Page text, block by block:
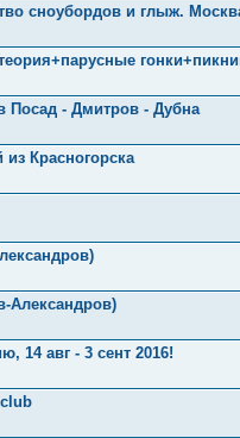
сноубордов и глыж.
Посад - Дмитров - Дубна
Красногорска
Александров)
14 авг - 3 сент 2016!